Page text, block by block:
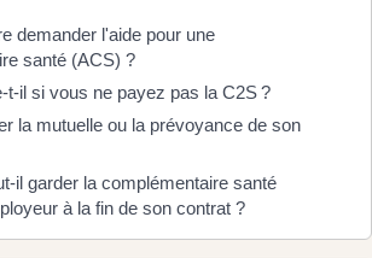
demander l'aide pour une
santé (ACS) ?
t-il si vous ne payez pas la C2S ?
la mutuelle ou la prévoyance de son
il garder la complémentaire santé
à la fin de son contrat ?